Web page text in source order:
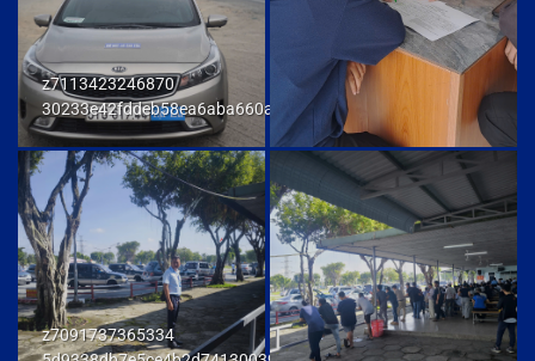
z7113423246870
30233e42fddeb58ea6aba660ab436cb9
z7091737365334